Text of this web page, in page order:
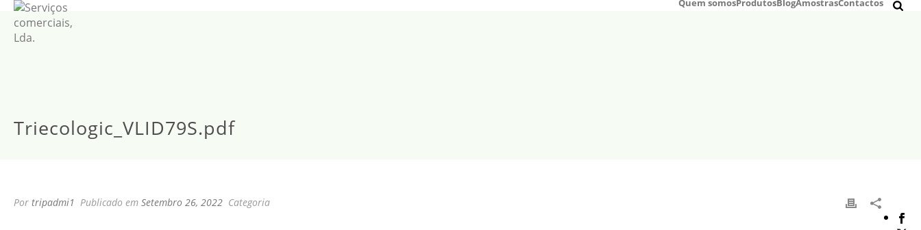
Quem somosProdutosBlogAmostrasContactos
Triecologic_VLID79S.pdf
Por tripadmi1 Publicado em Setembro 26, 2022 Categoria